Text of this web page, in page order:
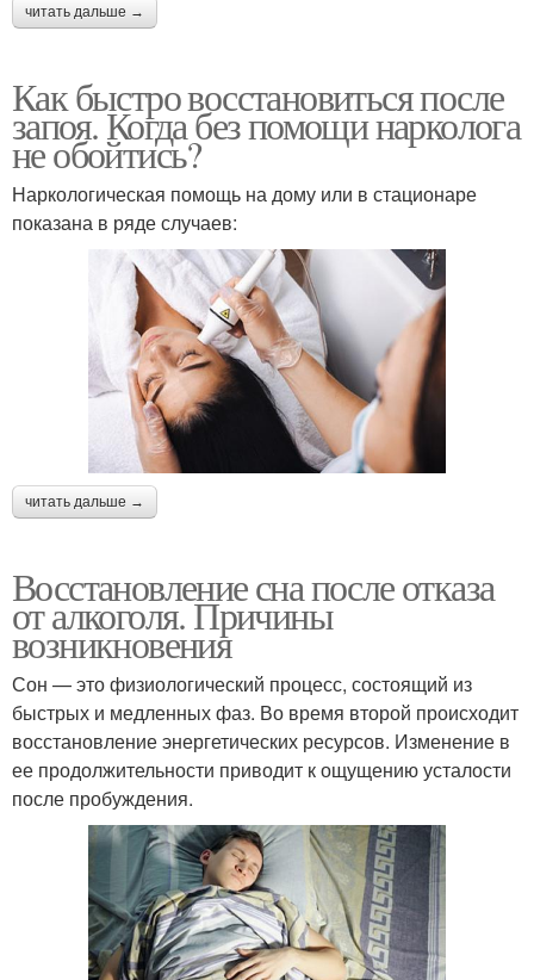
читать дальше →
Как быстро восстановиться после
запоя. Когда без помощи нарколога
не обойтись?
Наркологическая помощь на дому или в стационаре
показана в ряде случаев:
читать дальше →
Восстановление сна после отказа
от алкоголя. Причины
возникновения
Сон — это физиологический процесс, состоящий из
быстрых и медленных фаз. Во время второй происходит
восстановление энергетических ресурсов. Изменение в
ее продолжительности приводит к ощущению усталости
после пробуждения.